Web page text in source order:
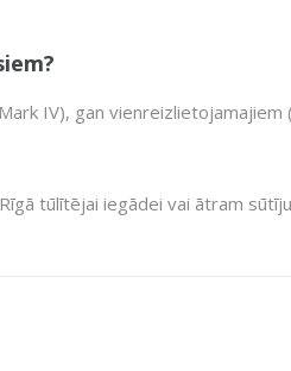
IV), gan vienreizlietojamajiem
tūlītējai iegādei vai ātram